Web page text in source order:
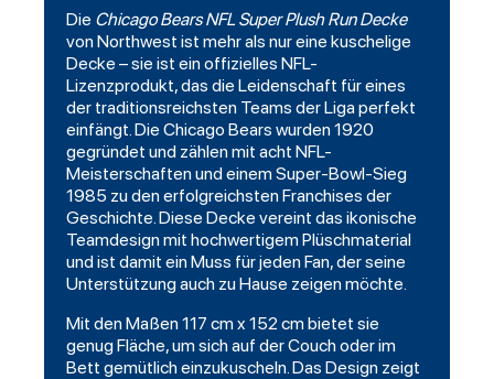
Die Chicago BearsNFL Super Plush RunDecke
vonNorthwest ist mehr als nur eine kuschelige
Decke – sie ist ein offizielles NFL-
Lizenzprodukt, das die Leidenschaft für eines
der traditionsreichsten Teams der Liga perfekt
einfängt. Die Chicago Bears wurden 1920
gegründet und zählen mit acht NFL-
Meisterschaften und einem Super-Bowl-Sieg
1985 zu den erfolgreichsten Franchises der
Geschichte. Diese Decke vereint das ikonische
Teamdesign mit hochwertigem Plüschmaterial
und ist damit ein Muss für jeden Fan, der seine
Unterstützung auch zu Hause zeigen möchte.
Mit den Maßen 117 cm x 152 cm bietet sie
genug Fläche, um sich auf der Couch oder im
Bett gemütlich einzukuscheln. Das Design zeigt